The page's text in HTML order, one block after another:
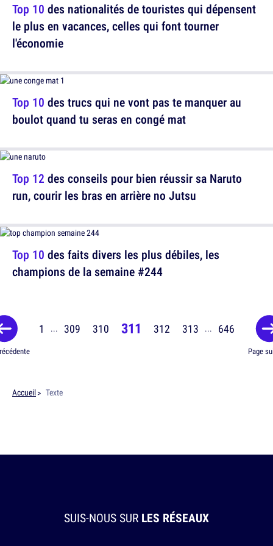
Top 10 des nationalités de touristes qui dépensent
le plus en vacances, celles qui font tourner
l'économie
Top 12 des conseils pour bien réussir sa Naruto
run, courir les bras en arrière no Jutsu
Top 10 des trucs qui ne vont pas te manquer au
boulot quand tu seras en congé mat
Top 10 des faits divers les plus débiles, les
champions de la semaine #244
1 ... 309 310 311 312 313 ... 646
Page
Accueil Texte
SUIS-NOUS SUR LES RÉSEAUX